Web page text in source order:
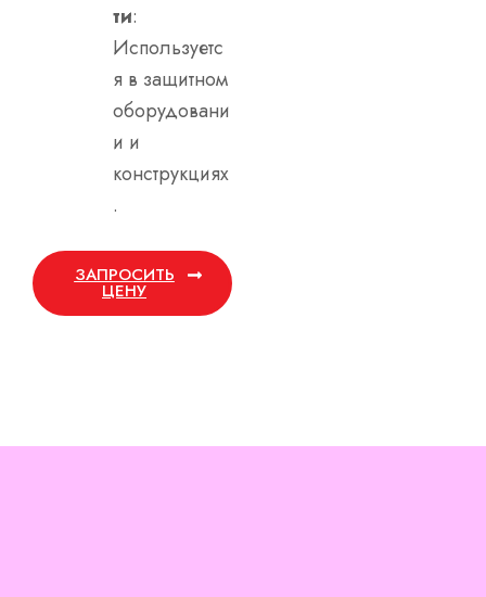
ти:
Используетс
я в защитном
оборудовани
и и
конструкциях
.
ЗАПРОСИТЬ
ЦЕНУ